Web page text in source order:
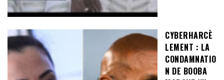
CYBERHARCÈ
LEMENT : LA
CONDAMNATIO
N DE BOOBA